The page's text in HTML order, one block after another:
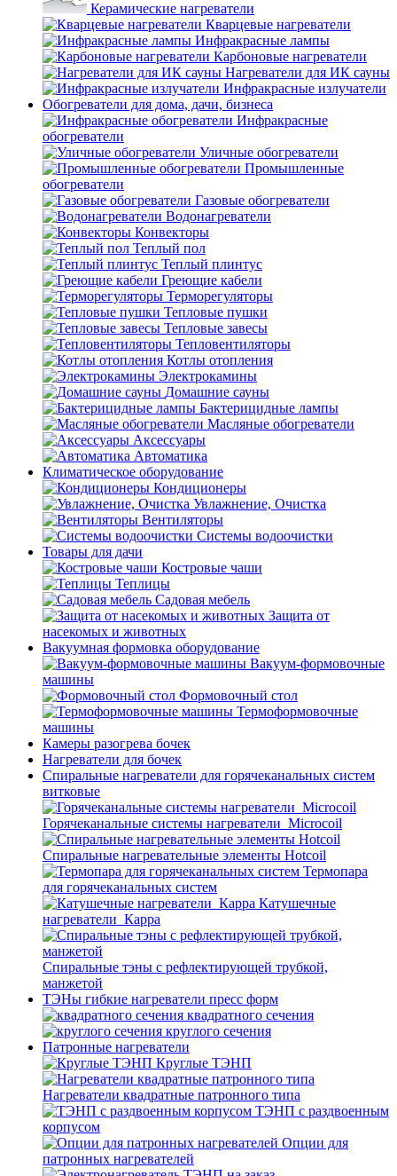
Керамические нагреватели
Кварцевые нагреватели
Инфракрасные лампы
Карбоновые нагреватели
Нагреватели для ИК сауны
Инфракрасные излучатели
Обогреватели для дома, дачи, бизнеса
Инфракрасные
обогреватели
Уличные обогреватели
Промышленные
обогреватели
Газовые обогреватели
Водонагреватели
Конвекторы
Теплый пол
Теплый плинтус
Греющие кабели
Терморегуляторы
Тепловые пушки
Тепловые завесы
Тепловентиляторы
Котлы отопления
Электрокамины
Домашние сауны
Бактерицидные лампы
Масляные обогреватели
Аксессуары
Автоматика
Климатическое оборудование
Кондиционеры
Увлажнение, Очистка
Вентиляторы
Системы водоочистки
Товары для дачи
Костровые чаши
Теплицы
Садовая мебель
Защита от
насекомых и животных
Вакуумная формовка оборудование
Вакуум-формовочные
машины
Формовочный стол
Термоформовочные
машины
Камеры разогрева бочек
Нагреватели для бочек
Спиральные нагреватели для горячеканальных систем
витковые
Горячеканальные системы нагреватели_Microcoil
Спиральные нагревательные элементы Hotcoil
Термопара
для горячеканальных систем
Катушечные
нагреватели_Карра
Спиральные тэны с рефлектирующей трубкой,
манжетой
ТЭНы гибкие нагреватели пресс форм
квадратного сечения
круглого сечения
Патронные нагреватели
Круглые ТЭНП
Нагреватели квадратные патронного типа
ТЭНП с раздвоенным
корпусом
Опции для
патронных нагревателей